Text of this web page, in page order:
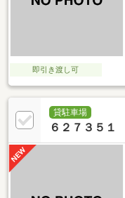
即引き渡し可
貸駐車場
６２７３５